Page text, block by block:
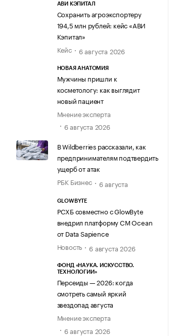
АВИ КЭПИТАЛ
Сохранить агроэкспортеру
194,5 млн рублей: кейс «АВИ
Кэпитал»
Кейс
6 августа 2026
НОВАЯ АНАТОМИЯ
Мужчины пришли к
косметологу: как выглядит
новый пациент
Мнение эксперта
6 августа 2026
В Wildberries рассказали, как
предпринимателям подтвердить
ущерб от атак
РБК Бизнес
6 августа
GLOWBYTE
РСХБ совместно с GlowByte
внедрил платформу CM Ocean
от Data Sapience
Новость
6 августа 2026
ФОНД «НАУКА. ИСКУССТВО.
ТЕХНОЛОГИИ»
Персеиды — 2026: когда
смотреть самый яркий
звездопад августа
Мнение эксперта
6 августа 2026